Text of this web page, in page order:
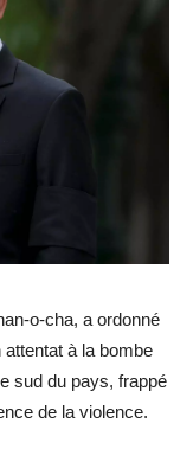
o-cha, a ordonné
attentat à la bombe
sud du pays, frappé
de la violence.